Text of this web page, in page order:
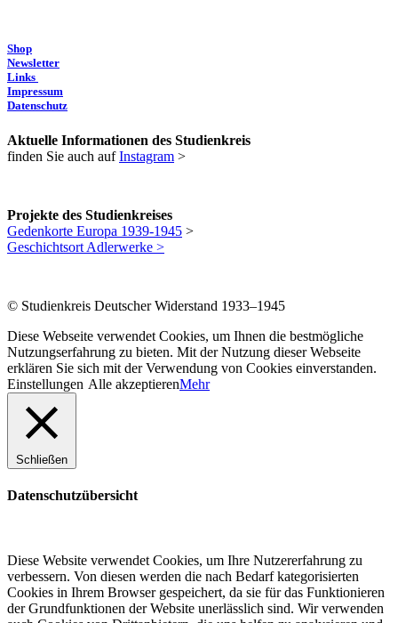
Shop
Newsletter
Links
Impressum
Datenschutz
Aktuelle Informationen des Studienkreis
finden Sie auch aufInstagram >
Projekte des Studienkreises
Gedenkorte Europa 1939-1945 >
Geschichtsort Adlerwerke >
© Studienkreis Deutscher Widerstand 1933–1945
Diese Webseite verwendet Cookies, um Ihnen die bestmögliche
Nutzungserfahrung zu bieten. Mit der Nutzung dieser Webseite
erklären Sie sich mit der Verwendung von Cookies einverstanden.
Einstellungen Alle akzeptierenMehr
Schließen
Datenschutzübersicht
Diese Website verwendet Cookies, um Ihre Nutzererfahrung zu
verbessern. Von diesen werden die nach Bedarf kategorisierten
Cookies in Ihrem Browser gespeichert, da sie für das Funktionieren
der Grundfunktionen der Website unerlässlich sind. Wir verwenden